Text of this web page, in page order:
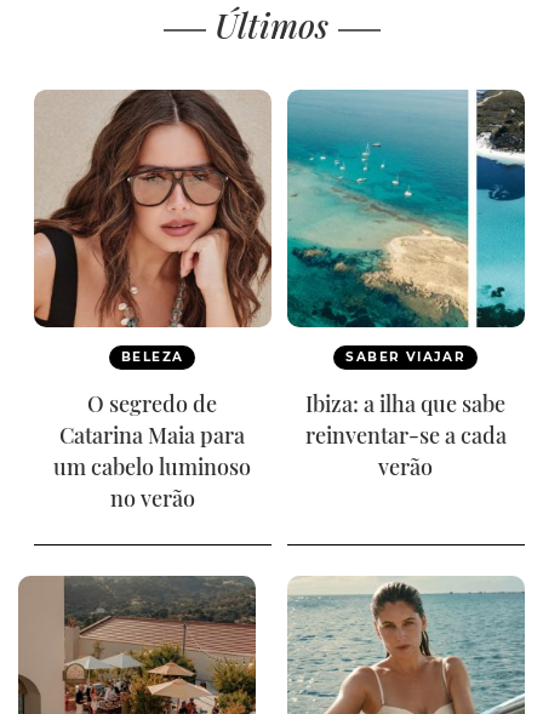
Últimos
BELEZA
O segredo de
Catarina Maia para
um cabelo luminoso
no verão
SABER VIAJAR
Ibiza: a ilha que sabe
reinventar-se a cada
verão